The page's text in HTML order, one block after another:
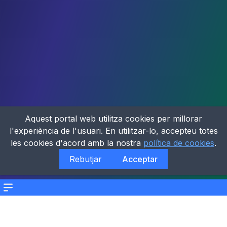
Menu
Aquest portal web utilitza cookies per millorar
l'experiència de l'usuari. En utilitzar-lo, accepteu totes
les cookies d'acord amb la nostra política de cookies.
Rebutjar
Acceptar